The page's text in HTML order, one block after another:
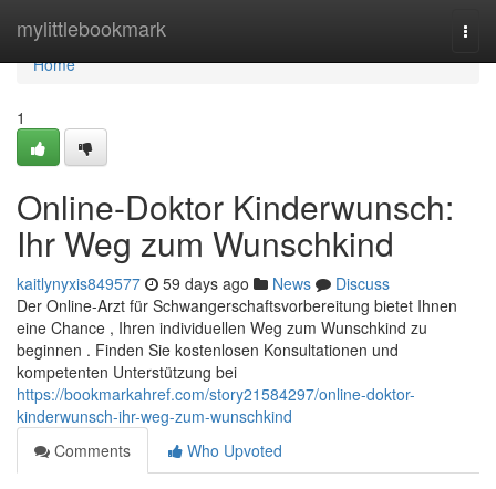
mylittlebookmark
Home
Home
1
Online-Doktor Kinderwunsch:
Ihr Weg zum Wunschkind
kaitlynyxis849577 59 days ago News
Discuss
Der Online-Arzt für Schwangerschaftsvorbereitung bietet Ihnen
eine Chance , Ihren individuellen Weg zum Wunschkind zu
beginnen . Finden Sie kostenlosen Konsultationen und
kompetenten Unterstützung bei
https://bookmarkahref.com/story21584297/online-doktor-
kinderwunsch-ihr-weg-zum-wunschkind
Comments
Who Upvoted